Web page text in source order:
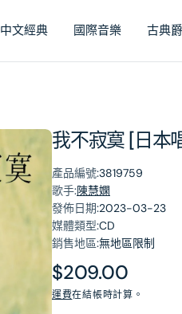
中文經典 國際音樂 古典
我不寂寞 [日本
產品編號:3819759
歌手:陳慧嫻
發佈日期:2023-03-23
媒體類型:CD
銷售地區:無地區限制
原
價
$209.00
運費在結帳時計算。